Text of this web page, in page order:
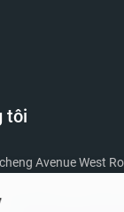
tôi
Avenue West